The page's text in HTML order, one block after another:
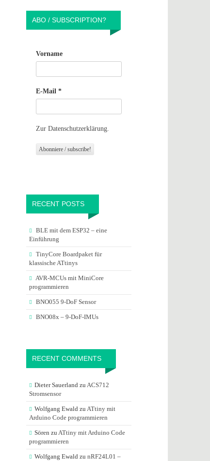
ABO / SUBSCRIPTION?
Vorname
E-Mail *
Zur Datenschutzerklärung.
RECENT POSTS
BLE mit dem ESP32 – eine
Einführung
TinyCore Boardpaket für
klassische ATtinys
AVR-MCUs mit MiniCore
programmieren
BNO055 9-DoF Sensor
BNO08x – 9-DoF-IMUs
RECENT COMMENTS
Dieter Sauerlandzu ACS712
Stromsensor
Wolfgang Ewaldzu ATtiny mit
Arduino Code programmieren
Sören zu ATtiny mit Arduino Code
programmieren
Wolfgang Ewaldzu nRF24L01 –